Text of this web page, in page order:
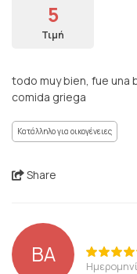
5
Τιμή
todo muy bien, fue una
comida griega
Κατάλληλο για οικογένειες
Share
BA